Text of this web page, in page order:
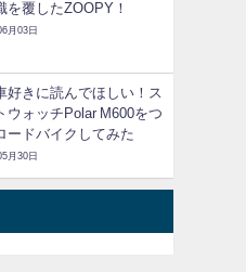
を覆したZOOPY！
月03日
好きに読んでほしい！ス
ウォッチPolar M600をつ
ードバイクしてみた
月30日